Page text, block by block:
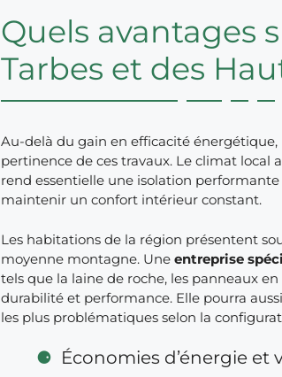
Quels avantages
Tarbes et des
Au-delà du gain en efficacité
pertinence de ces travaux. Le climat
rend essentielle une isolation
maintenir un confort intérieur constant.
Les habitations de la région présentent
moyenne montagne. Uneentreprise
tels que la laine de roche, les panneaux
durabilité et performance. Elle pourra
les plus problématiques selon la
Économies d’énergie